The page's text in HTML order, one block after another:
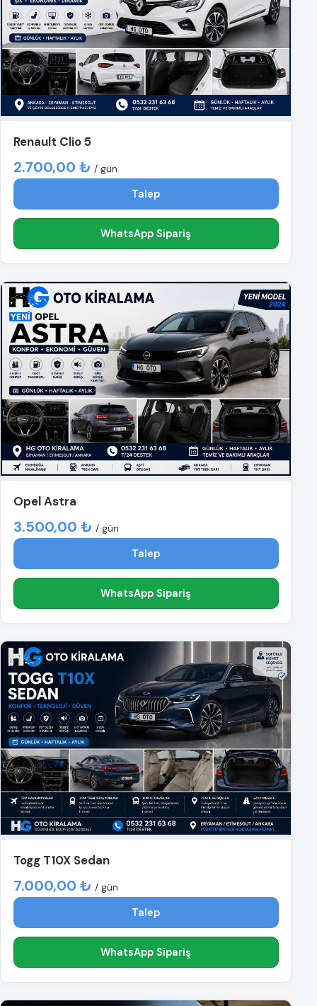
Renault Clio 5
2.700,00 ₺ / gün
Talep
WhatsApp Sipariş
Opel Astra
3.500,00 ₺ / gün
Talep
WhatsApp Sipariş
Togg T10X Sedan
7.000,00 ₺ / gün
Talep
WhatsApp Sipariş